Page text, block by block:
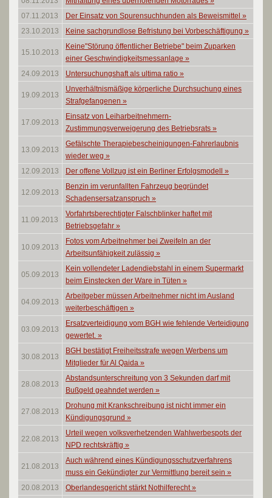
07.11.2013
Der Einsatz von Spurensuchhunden als Beweismittel »
23.10.2013
Keine sachgrundlose Befristung bei Vorbeschäftigung »
15.10.2013
Keine"Störung öffentlicher Betriebe" beim Zuparken
einer Geschwindigkeitsmessanlage »
24.09.2013
Untersuchungshaft als ultima ratio »
19.09.2013
Unverhältnismäßige körperliche Durchsuchung eines
Strafgefangenen »
17.09.2013
Einsatz von Leiharbeitnehmern-
Zustimmungsverweigerung des Betriebsrats »
13.09.2013
Gefälschte Therapiebescheinigungen-Fahrerlaubnis
wieder weg »
12.09.2013
Der offene Vollzug ist ein Berliner Erfolgsmodell »
12.09.2013
Benzin im verunfallten Fahrzeug begründet
Schadensersatzanspruch »
11.09.2013
Vorfahrtsberechtigter Falschblinker haftet mit
Betriebsgefahr »
10.09.2013
Fotos vom Arbeitnehmer bei Zweifeln an der
Arbeitsunfähigkeit zulässig »
05.09.2013
Kein vollendeter Ladendiebstahl in einem Supermarkt
beim Einstecken der Ware in Tüten »
04.09.2013
Arbeitgeber müssen Arbeitnehmer nicht im Ausland
weiterbeschäftigen »
03.09.2013
Ersatzverteidigung vom BGH wie fehlende Verteidigung
gewertet. »
30.08.2013
BGH bestätigt Freiheitsstrafe wegen Werbens um
Mitglieder für Al Qaida »
28.08.2013
Abstandsunterschreitung von 3 Sekunden darf mit
Bußgeld geahndet werden »
27.08.2013
Drohung mit Krankschreibung ist nicht immer ein
Kündigungsgrund »
22.08.2013
Urteil wegen volksverhetzenden Wahlwerbespots der
NPD rechtskräftig »
21.08.2013
Auch während eines Kündigungsschutzverfahrens
muss ein Gekündigter zur Vermittlung bereit sein »
20.08.2013
Oberlandesgericht stärkt Nothilferecht»